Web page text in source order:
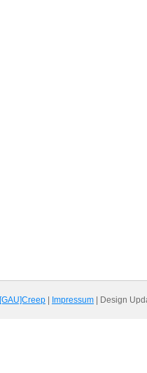
[GAU]Creep Impressum | Design